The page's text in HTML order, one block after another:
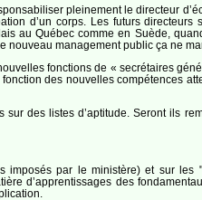
pleinement le directeur
d’un corps. Les futurs directeurs
au Québec comme en Suède,
nouveau management public ça ne
fonctions de « secrétaires
des nouvelles compétences
des listes d’aptitude. Seront ils
imposés par le ministère) et sur les
d’apprentissages des